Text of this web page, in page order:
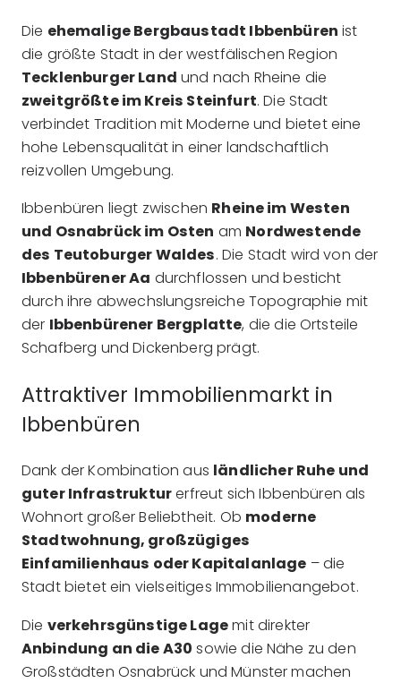
Die ehemalige Bergbaustadt Ibbenbüren ist
die größte Stadt in der westfälischen Region
Tecklenburger Land und nach Rheine die
zweitgrößte im Kreis Steinfurt. Die Stadt
verbindet Tradition mit Moderne und bietet eine
hohe Lebensqualität in einer landschaftlich
reizvollen Umgebung.
Ibbenbüren liegt zwischen Rheine im Westen
und Osnabrück im Osten am Nordwestende
des Teutoburger Waldes. Die Stadt wird von der
Ibbenbürener Aa durchflossen und besticht
durch ihre abwechslungsreiche Topographie mit
der Ibbenbürener Bergplatte, die die Ortsteile
Schafberg und Dickenberg prägt.
Attraktiver Immobilienmarkt in
Ibbenbüren
Dank der Kombination aus ländlicher Ruhe und
guter Infrastrukturerfreut sich Ibbenbüren als
Wohnort großer Beliebtheit. Ob moderne
Stadtwohnung, großzügiges
Einfamilienhaus oder Kapitalanlage – die
Stadt bietet ein vielseitiges Immobilienangebot.
Die verkehrsgünstige Lagemit direkter
Anbindung an die A30 sowie die Nähe zu den
Großstädten Osnabrück und Münster machen